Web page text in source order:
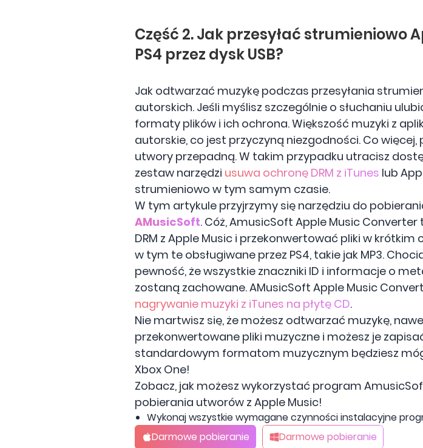
Część 2. Jak przesyłać strumieniowo
PS4 przez dysk USB?
Jak odtwarzać muzykę podczas przesyłania
autorskich. Jeśli myślisz szczególnie o słuchaniu
formaty plików i ich ochrona. Większość muzyki z
autorskie, co jest przyczyną niezgodności. Co
utwory przepadną. W takim przypadku utracisz
zestaw narzędzi usuwa ochronę DRM z iTunes lub
strumieniowo w tym samym czasie.
W tym artykule przyjrzymy się narzędziu do
AMusicSoft. Cóż, AmusicSoft Apple Music
DRM z Apple Music i przekonwertować pliki w
w tym te obsługiwane przez PS4, takie jak MP3.
pewność, że wszystkie znaczniki ID i informacje o
zostaną zachowane. AMusicSoft Apple Music
nagrywanie muzyki z iTunes na płytę CD.
Nie martwisz się, że możesz odtwarzać muzykę,
przekonwertowane pliki muzyczne i możesz je
standardowym formatom muzycznym będziesz
Xbox One!
Zobacz, jak możesz wykorzystać program
pobierania utworów z Apple Music!
Wykonaj wszystkie wymagane czynności instalacyjne
Darmowe pobieranie
Darmowe pobieranie